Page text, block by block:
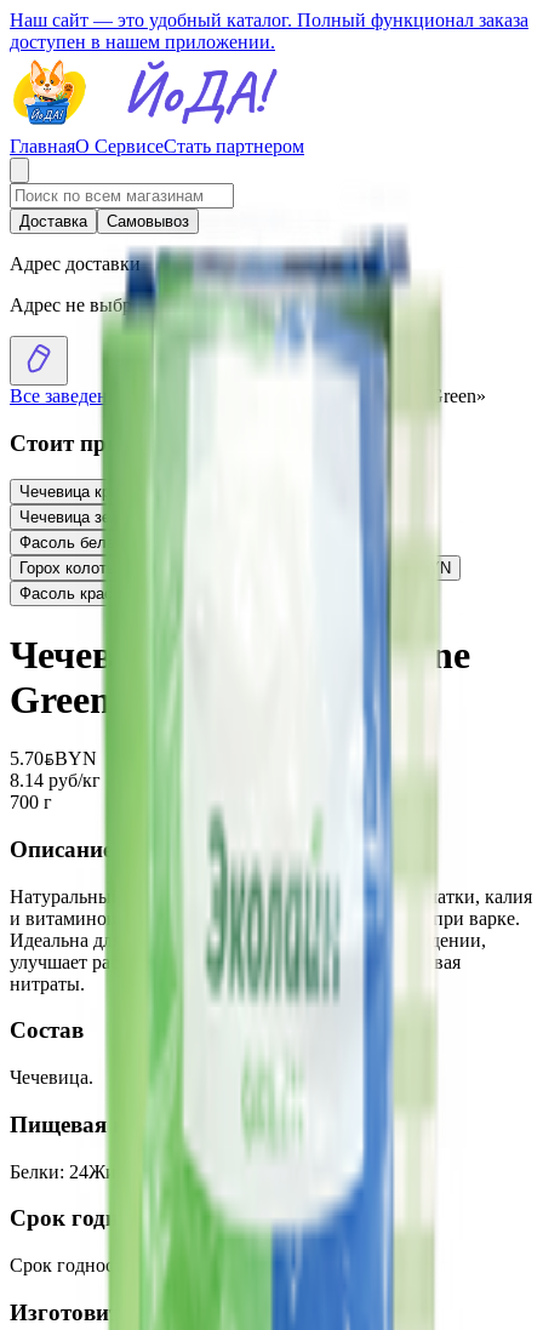
Наш сайт — это удобный каталог. Полный функционал заказа
доступен в нашем приложении.
ГлавнаяО СервисеСтать партнером
Доставка Самовывоз
Адрес доставки
Адрес не выбран
Все заведения Чечевица зеленая «Ecoline Green»
Стоит присмотреться
Чечевица красная «Националь»
Чечевица зеленая «Националь»
Фасоль белая «Эколайн GREEN»
Горох колотый «Эколайн» в пакетиках для варки
BYN
Фасоль красная «Эколайн GREEN»
Чечевица зеленая «Ecoline
Green»
5.70BYNBYN
8.14 руб/кг
700 г
Описание
Натуральный источник растительного белка, клетчатки, калия
и витаминов группы B, который сохраняет форму при варке.
Идеальна для гарниров и салатов, помогает в похудении,
улучшает работу кишечника и сосудов, не накапливая
нитраты.
Состав
Чечевица.
Пищевая ценность на 100г
Белки: 24Жиры Углеводы Калории
Срок годности
Срок годности
Изготовитель